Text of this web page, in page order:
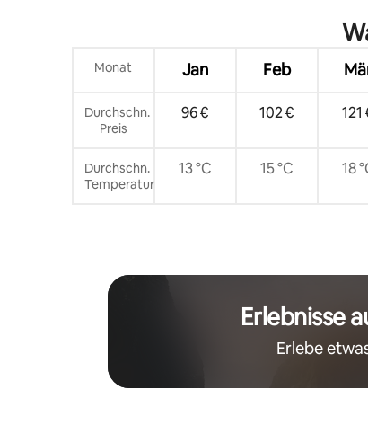
Monat Jan Feb
Durchschn.
Preis
96 € 102 € 121
Durchschn.
Temperatur
13 °C 15 °C 18
Erlebnisse
Erlebe